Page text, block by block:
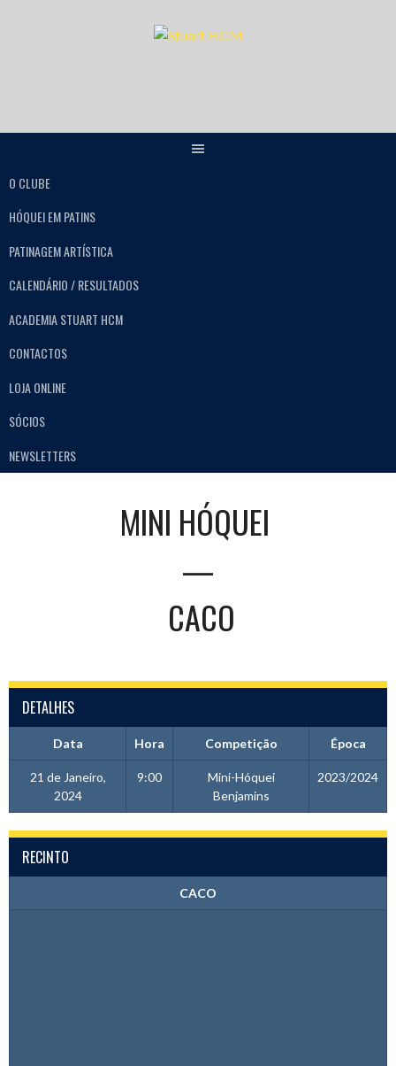
O CLUBE
HÓQUEI EM PATINS
PATINAGEM ARTÍSTICA
CALENDÁRIO / RESULTADOS
ACADEMIA STUART HCM
CONTACTOS
LOJA ONLINE
SÓCIOS
NEWSLETTERS
MINI HÓQUEI
—
CACO
DETALHES
Data Hora Competição Época
21 de Janeiro,
2024
9:00
Mini-Hóquei
Benjamins
2023/2024
RECINTO
CACO